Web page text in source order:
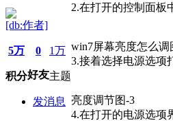
[db:作者]
5万
积分
0
好友
1万
主题
发消息
2.在打开的控制面板
win7屏幕亮度怎么调
3.接着选择电源选项
亮度调节图-3
4.在打开的电源选项